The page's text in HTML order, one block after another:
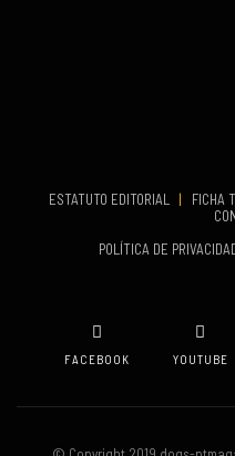
ESTATUTO EDITORIAL | FICHA
POLÍTICA DE
FACEBOOK YOUTUBE